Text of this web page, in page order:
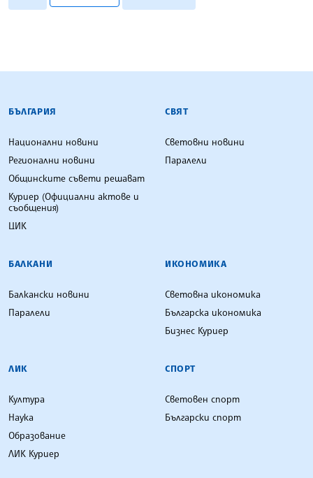
БЪЛГАРСКА ТЕЛЕГРАФНА АГЕНЦИЯ
БЪЛГАРИЯ
Национални новини
Регионални новини
Общинските съвети решават
Куриер (Официални актове и
съобщения)
ЦИК
СВЯТ
Световни новини
Паралели
БАЛКАНИ
Балкански новини
Паралели
ИКОНОМИКА
Световна икономика
Българска икономика
Бизнес Куриер
ЛИК
Култура
Наука
Образование
ЛИК Куриер
СПОРТ
Световен спорт
Български спорт